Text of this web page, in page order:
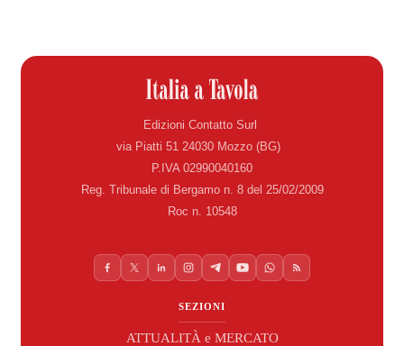
Edizioni Contatto Surl
via Piatti 51 24030 Mozzo (BG)
P.IVA 02990040160
Reg. Tribunale di Bergamo n. 8 del 25/02/2009
Roc n. 10548
SEZIONI
ATTUALITÀ e MERCATO